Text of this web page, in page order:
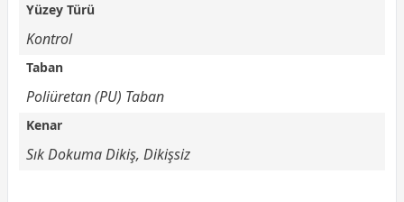
Yüzey Türü
Kontrol
Taban
Poliüretan (PU) Taban
Kenar
Sık Dokuma Dikiş, Dikişsiz